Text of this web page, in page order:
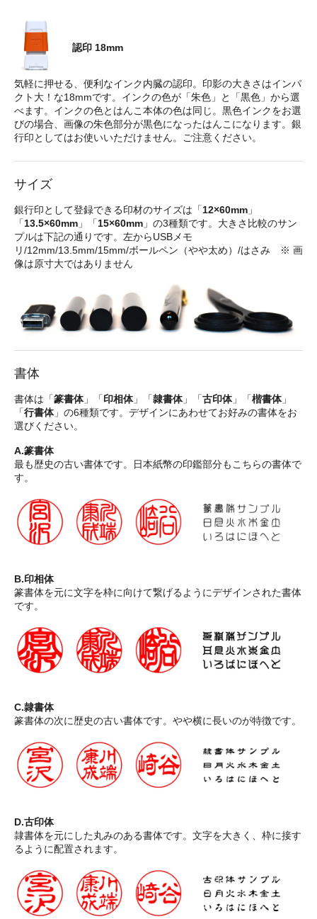
認印 18mm
気軽に押せる、便利なインク内臓の認印。印影の大きさはインパ
クト大！な18mmです。インクの色が「朱色」と「黒色」から選
べます。インクの色とはんこ本体の色は同じ。黒色インクをお選
びの場合、画像の朱色部分が黒色になったはんこになります。銀
行印としてはお使いいただけません。ご注意ください。
サイズ
銀行印として登録できる印材のサイズは「12×60mm 」
「13.5×60mm 」「15×60mm 」の3種類です。大きさ比較のサン
プルは下記の通りです。左からUSBメモ
リ/12mm/13.5mm/15mm/ボールペン（やや太め）/はさみ ※ 画
像は原寸大ではありません
書体
書体は「篆書体」「印相体」「隷書体」「古印体」「楷書体」
「行書体」の6種類です。デザインにあわせてお好みの書体をお
選びください。
A.篆書体
最も歴史の古い書体です。日本紙幣の印鑑部分もこちらの書体で
す。
B.印相体
篆書体を元に文字を枠に向けて繋げるようにデザインされた書体
です。
C.隷書体
篆書体の次に歴史の古い書体です。やや横に長いのが特徴です。
D.古印体
隷書体を元にした丸みのある書体です。文字を大きく、枠に接す
るように配置されます。